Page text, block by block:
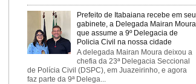
Prefeito de Itabaiana recebe em seu
gabinete, a Delegada Mairan Moura
que assume a 9º Delegacia de
Policia Civil na nossa cidade
A delegada Mairan Moura deixou a
chefia da 23ª Delegacia Seccional
de Polícia Civil (DSPC), em Juazeirinho, e agora
faz parte da 9ª Delega...